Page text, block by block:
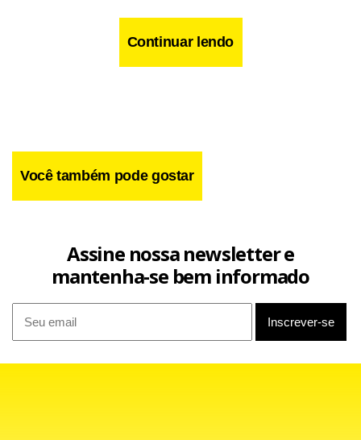
Continuar lendo
Você também pode gostar
Assine nossa newsletter e
mantenha-se bem informado